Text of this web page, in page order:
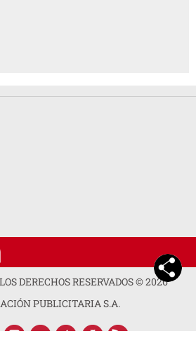
DERECHOS RESERVADOS ©2026
PUBLICITARIA S.A.